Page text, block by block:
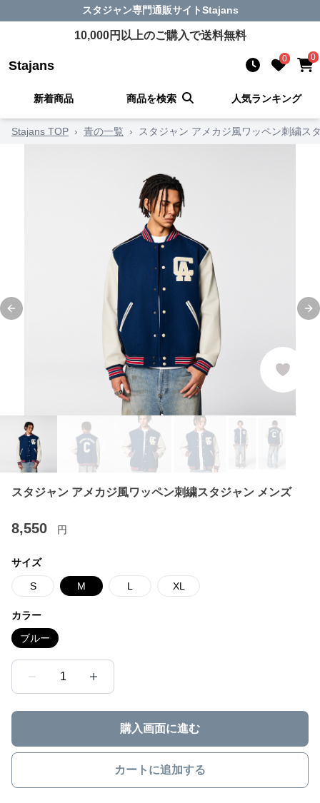
スタジャン専門通販サイトStajans
10,000円以上のご購入で送料無料
Stajans 0 0
新着商品 商品を検索 人気ランキング
Stajans TOP › 青の一覧 › スタジャン アメカジ風ワッペン刺繍ス
Previous slide
スタジャン アメカジ風ワッペン刺繍スタジャン メンズ
8,550 円
サイズ
S M L XL
カラー
ブルー
1
購入画面に進む
カートに追加する